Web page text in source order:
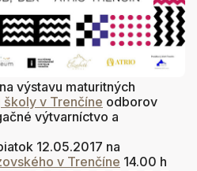
výstavu maturitných
v Trenčíne odborov
výtvarníctvo a
12.05.2017 na
v Trenčíne 14.00 h